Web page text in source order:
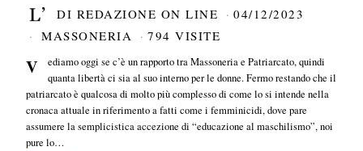
DI REDAZIONE ON LINE
04/12/2023
MASSONERIA
794 VISITE
Vediamo oggi se c’è un rapporto tra Massoneria e Patriarcato, quindi
quanta libertà ci sia al suo interno per le donne. Fermo restando che il
patriarcato è qualcosa di molto più complesso di come lo si intende nella
cronaca attuale in riferimento a fatti come i femminicidi, dove pare
assumere la semplicistica accezione di “educazione al maschilismo”, noi
pure lo…